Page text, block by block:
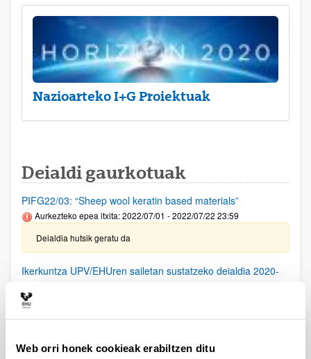
Web orri honek cookieak erabiltzen ditu
Nazioarteko I+G Proiektuak
Deialdi gaurkotuak
PIFG22/03: “Sheep wool keratin based materials”
Aurkezteko epea itxita: 2022/07/01 - 2022/07/22 23:59
Deialdia hutsik geratu da
Ikerkuntza UPV/EHUren sailetan sustatzeko deialdia 2020-
Funtsak esleitzeko behin-betiko ebazpena, 2022ko uztailaren
luzatuko da.